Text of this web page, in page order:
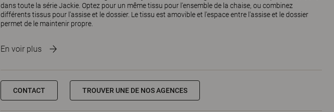
dans toute la série Jackie. Optez pour un même tissu pour l'ensemble de la chaise, ou combinez
différents tissus pour l'assise et le dossier. Le tissu est amovible et l'espace entre l'assise et le dossier
permet de le maintenir propre.
En voir plus
CONTACT TROUVER UNE DE NOS AGENCES